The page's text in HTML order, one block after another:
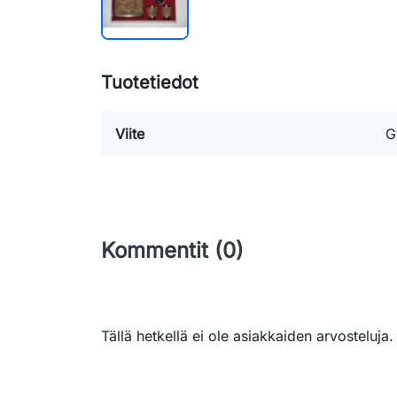
Tuotetiedot
Viite
Kommentit (0)
Tällä hetkellä ei ole asiakkaiden arvosteluja.